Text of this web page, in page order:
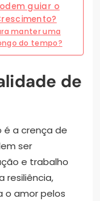
guiar o
manter uma
do tempo?
de
a crença de
ser
e trabalho
resiliência,
o amor pelos